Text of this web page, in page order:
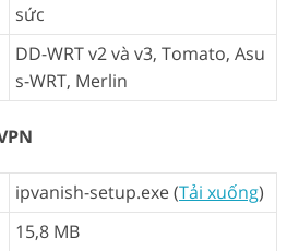
sức
DD-WRT v2 và v3, Tomato, Asu
s-WRT, Merlin
ipvanish-setup.exe (Tải xuống)
15,8 MB